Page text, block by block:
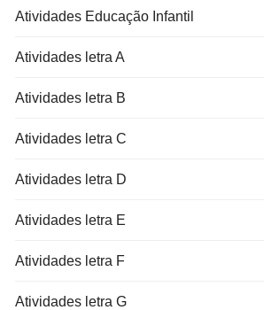
Atividades Educação Infantil
Atividades letra A
Atividades letra B
Atividades letra C
Atividades letra D
Atividades letra E
Atividades letra F
Atividades letra G